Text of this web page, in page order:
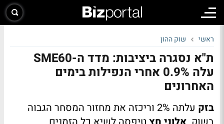
ראשי שוק ההון
ת"א נסגרה ביציבות: מדד ה-SME60
עלה 0.9% אחרי הנפילות בימים
האחרונים
בזק
עלתה 2% וריכזה את מחזור המסחר הגבוה